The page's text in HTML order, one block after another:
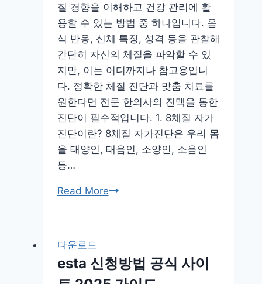
질 경향을 이해하고 건강 관리에 활
용할 수 있는 방법 중 하나입니다. 음
식 반응, 신체 특징, 성격 등을 관찰해
간단히 자신의 체질을 파악할 수 있
지만, 이는 어디까지나 참고용입니
다. 정확한 체질 진단과 맞춤 치료를
원한다면 전문 한의사의 진맥을 통한
진단이 필수적입니다. 1. 8체질 자가
진단이란? 8체질 자가진단은 우리 몸
을 태양인, 태음인, 소양인, 소음인
등…
Read More8
진
다운로드
esta 신청방법 공식 사이